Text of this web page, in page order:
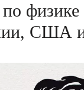
физике
США